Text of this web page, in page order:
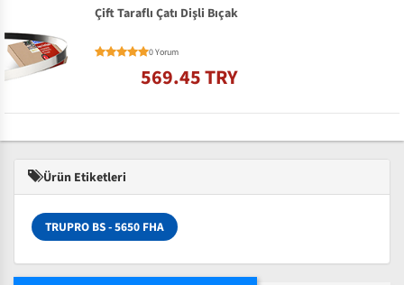
Çift Taraflı Çatı Dişli Bıçak
0 Yorum
569.45 TRY
Ürün Etiketleri
TRUPRO BS - 5650 FHA